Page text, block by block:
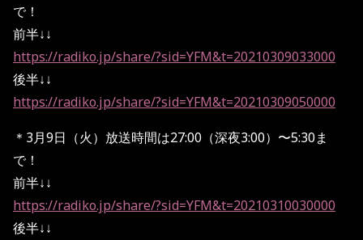
で！
前半↓↓
https://radiko.jp/share/?sid=YFM&t=20210309033000
後半↓↓
https://radiko.jp/share/?sid=YFM&t=20210309050000
＊3月9日（火）放送時間は27:00（深夜3:00）〜5:30ま
で！
前半↓↓
https://radiko.jp/share/?sid=YFM&t=20210310030000
後半↓↓